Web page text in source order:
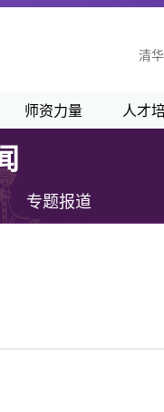
清
师资力量 人才
专题报道